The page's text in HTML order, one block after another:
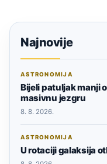
Najnovije
ASTRONOMIJA
Bijeli patuljak manji
masivnu jezgru
8. 8. 2026.
ASTRONOMIJA
U rotaciji galaksija